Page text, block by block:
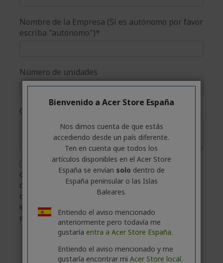
Nombre de la Empresa (Si es autónomo por favor
escriba "autónomo")*
Número de unidades
Comentarios
Al marcar esta casilla, está dando su
consentimiento expreso para recibir
comunicaciones de marketing de ACER. Puede
darse de baja en cualquier momento utilizando
el enlace incluido en cada mensaje de correo
electrónico.*
Enviar solicitud
Bienvenido a Acer Store España
Nos dimos cuenta de que estás
accediendo desde un país diferente.
Ten en cuenta que todos los
artículos disponibles en el Acer Store
España se envían solo dentro de
España peninsular o las Islas
Baleares.
Entiendo el aviso mencionado
anteriormente pero todavía me
gustaría entra a Acer Store España.
Entiendo el aviso mencionado y me
gustaría encontrar mi Acer Store local.